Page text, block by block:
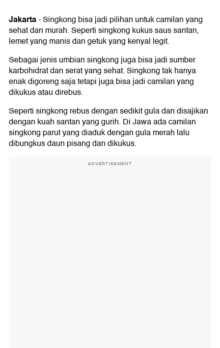
Jakarta-Singkong bisa jadi pilihan untuk camilan yang
sehat dan murah. Seperti singkong kukus saus santan,
lemet yang manis dan getuk yang kenyal legit.
Sebagai jenis umbian singkong juga bisa jadi sumber
karbohidrat dan serat yang sehat. Singkong tak hanya
enak digoreng saja tetapi juga bisa jadi camilan yang
dikukus atau direbus.
Seperti singkong rebus dengan sedikit gula dan disajikan
dengan kuah santan yang gurih. Di Jawa ada camilan
singkong parut yang diaduk dengan gula merah lalu
dibungkus daun pisang dan dikukus.
ADVERTISEMENT